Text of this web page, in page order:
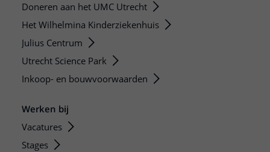
Doneren aan het UMC Utrecht
Het Wilhelmina Kinderziekenhuis
Julius Centrum
Utrecht Science Park
Inkoop- en bouwvoorwaarden
Werken bij
Vacatures
Stages